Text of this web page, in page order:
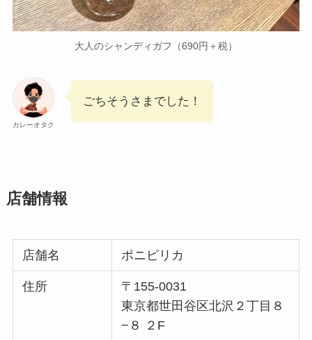
大人のシャンディガフ（690円＋税）
カレーオタク
ごちそうさまでした！
店舗情報
店舗名 ポニピリカ
住所
〒155-0031
東京都世田谷区北沢２丁目８
−８ ２F